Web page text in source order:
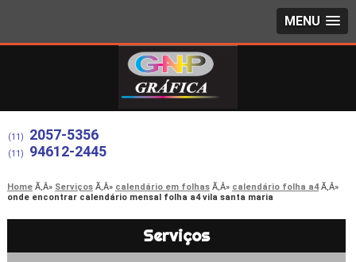
MENU
(11) 2057-5356
(11) 94612-2445
Home Serviços calendário em folhas
calendário folha a4
onde encontrar calendário mensal folha a4 vila santa maria
Serviços